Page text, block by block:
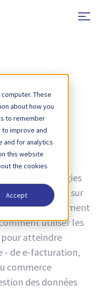
These
about how you
to remember
to improve and
and for analytics
this website
the cookies
Accept
les technologies
informations sur
Découvrez comment
utiliser les
atteindre
- de e-facturation,
commerce
des données